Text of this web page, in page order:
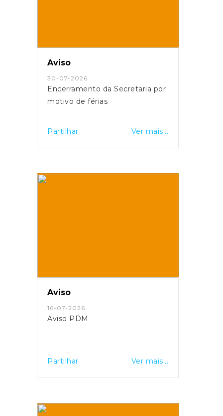
Aviso
30-07-2026
Encerramento da Secretaria por
motivo de férias
Partilhar Ver mais...
Aviso
16-07-2026
Aviso PDM
Partilhar Ver mais...